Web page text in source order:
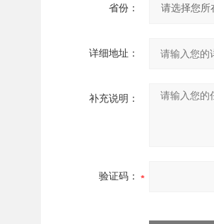
省份：
详细地址：
补充说明：
验证码：